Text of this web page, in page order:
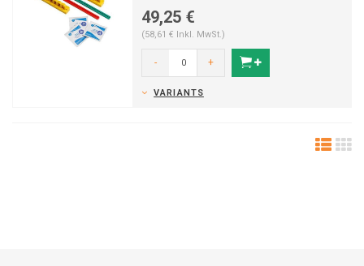
49,25 €
(58,61 € Inkl. MwSt.)
- +
VARIANTS